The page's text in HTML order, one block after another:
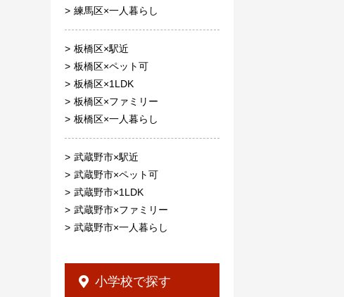
練馬区×一人暮らし
板橋区×駅近
板橋区×ペット可
板橋区×1LDK
板橋区×ファミリー
板橋区×一人暮らし
武蔵野市×駅近
武蔵野市×ペット可
武蔵野市×1LDK
武蔵野市×ファミリー
武蔵野市×一人暮らし
小学校で探す